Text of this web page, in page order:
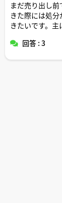
まだ売り出し
きた際には処
きたいです。
ルと椅子一式
回答 : 3